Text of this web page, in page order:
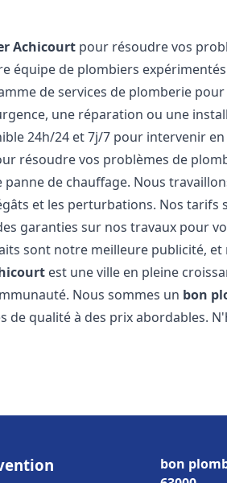
Achicourt pour résoudre vos
équipe de plombiers
de services de plomberie
une réparation ou une
24h/24 et 7j/7 pour intervenir
résoudre vos problèmes de
de chauffage. Nous
et les perturbations. Nos tarifs
garanties sur nos travaux pour
sont notre meilleure publicité,
est une ville en pleine
Nous sommes un bon
de qualité à des prix abordables.
bon